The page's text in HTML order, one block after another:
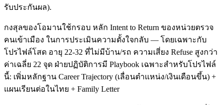
รับประกันผล).
กงสุลของโอมานใช้กรอบ หลัก Intent to Return ของหน่วยตรวจ
คนเข้าเมือง ในการประเมินความตั้งใจกลับ — โดยเฉพาะกับ
โปรไฟล์โสด อายุ 22-32 ที่ไม่มีบ้าน/รถ ความเสี่ยง Refuse สูงกว่า
ค่าเฉลี่ย 22 จุด ฝ่ายปฏิบัติการมี Playbook เฉพาะสำหรับโปรไฟล์
นี้: เพิ่มหลักฐาน Career Trajectory (เลื่อนตำแหน่ง/เงินเดือนขึ้น) +
แผนเรียนต่อในไทย + Family Letter